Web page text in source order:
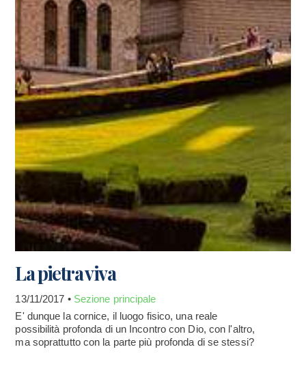
La pietra viva
13/11/2017 • Sezione principale
E' dunque la cornice, il luogo fisico, una reale
possibilità profonda di un Incontro con Dio, con l'altro,
ma soprattutto con la parte più profonda di se stessi?